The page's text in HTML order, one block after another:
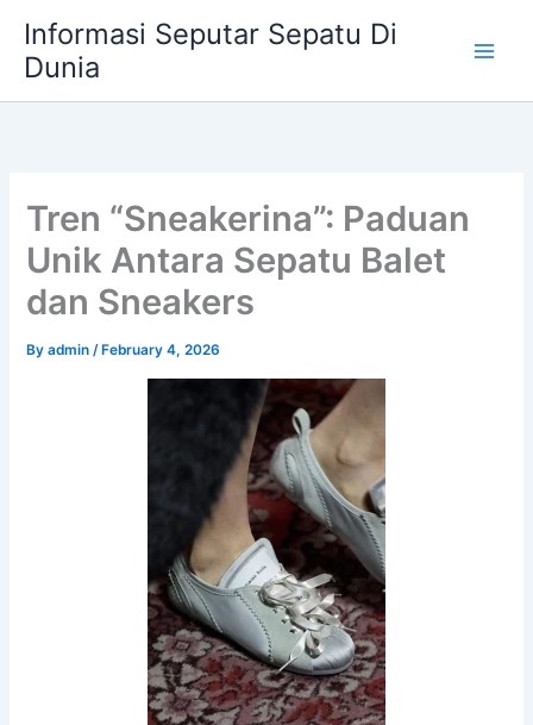
content
Informasi Seputar Sepatu Di
Dunia
Tren “Sneakerina”: Paduan
Unik Antara Sepatu Balet
dan Sneakers
Byadmin/ February 4, 2026